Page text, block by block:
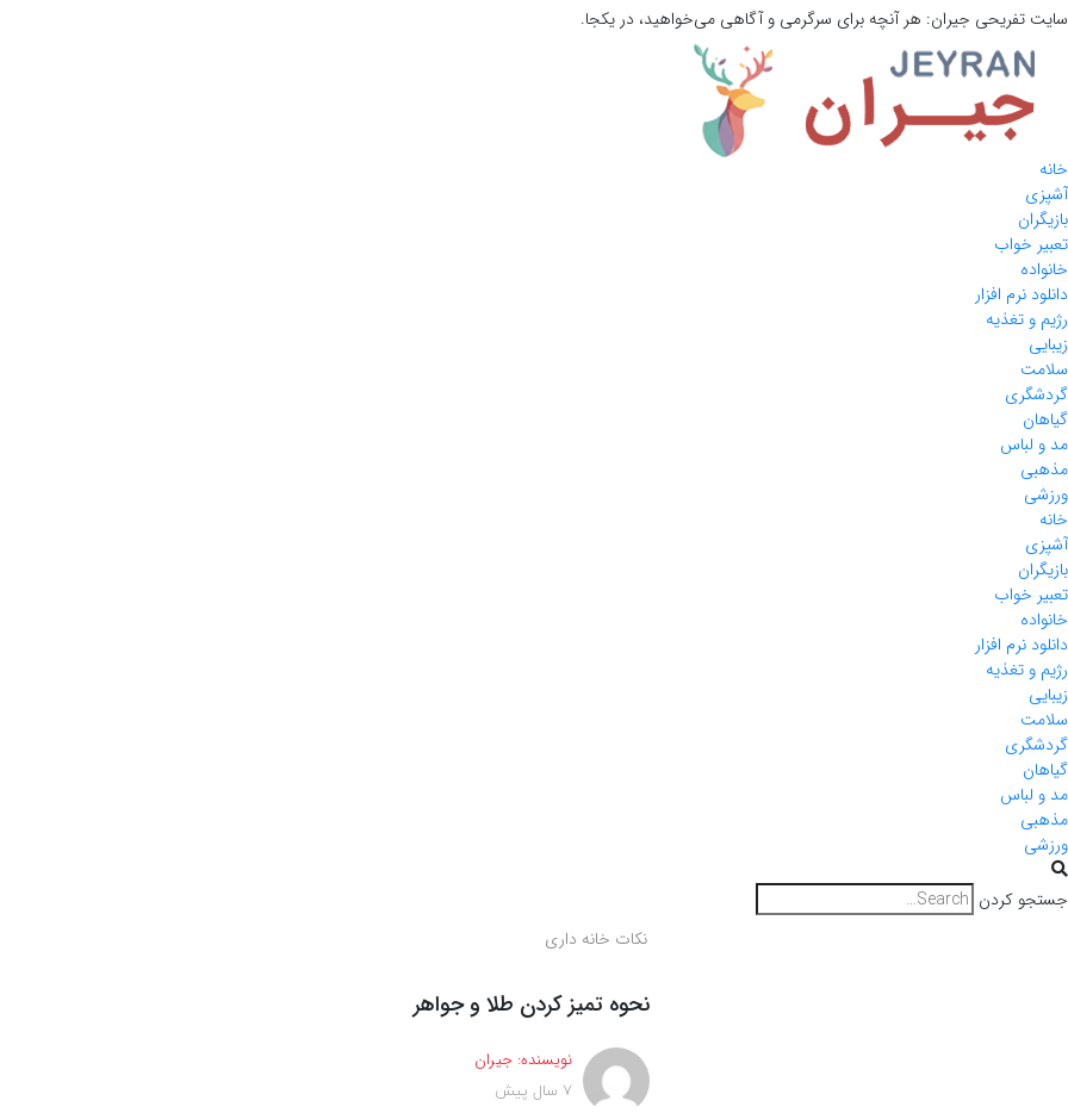
سایت تفریحی جیران: هر آنچه برای سرگرمی و آگاهی می‌خواهید، در یکجا.
خانه
آشپزی
بازیگران
تعبیر خواب
خانواده
دانلود نرم افزار
رژیم و تغذیه
زیبایی
سلامت
گردشگری
گیاهان
مد و لباس
مذهبی
ورزشی
خانه
آشپزی
بازیگران
تعبیر خواب
خانواده
دانلود نرم افزار
رژیم و تغذیه
زیبایی
سلامت
گردشگری
گیاهان
مد و لباس
مذهبی
ورزشی
جستجو کردن
نکات خانه داری
نحوه تمیز کردن طلا و جواهر
نویسنده: جیران
7 سال پیش